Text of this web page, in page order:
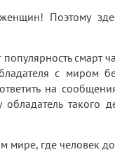
Поэтому
смарт
с миром
на
обладатель
где человек